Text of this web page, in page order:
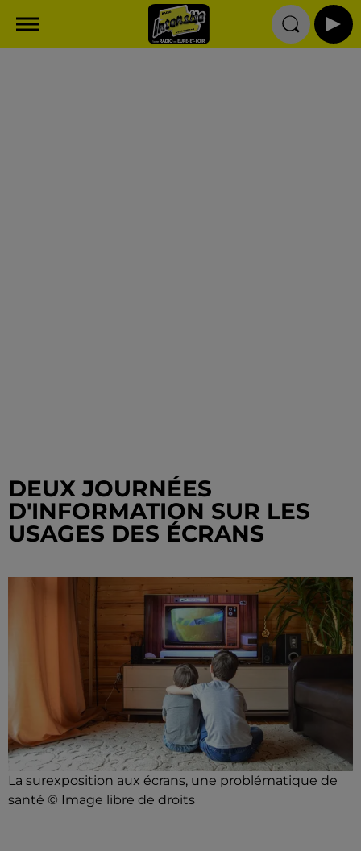
DEUX JOURNÉES
D'INFORMATION SUR LES
USAGES DES ÉCRANS
La surexposition aux écrans, une problématique de
santé © Image libre de droits